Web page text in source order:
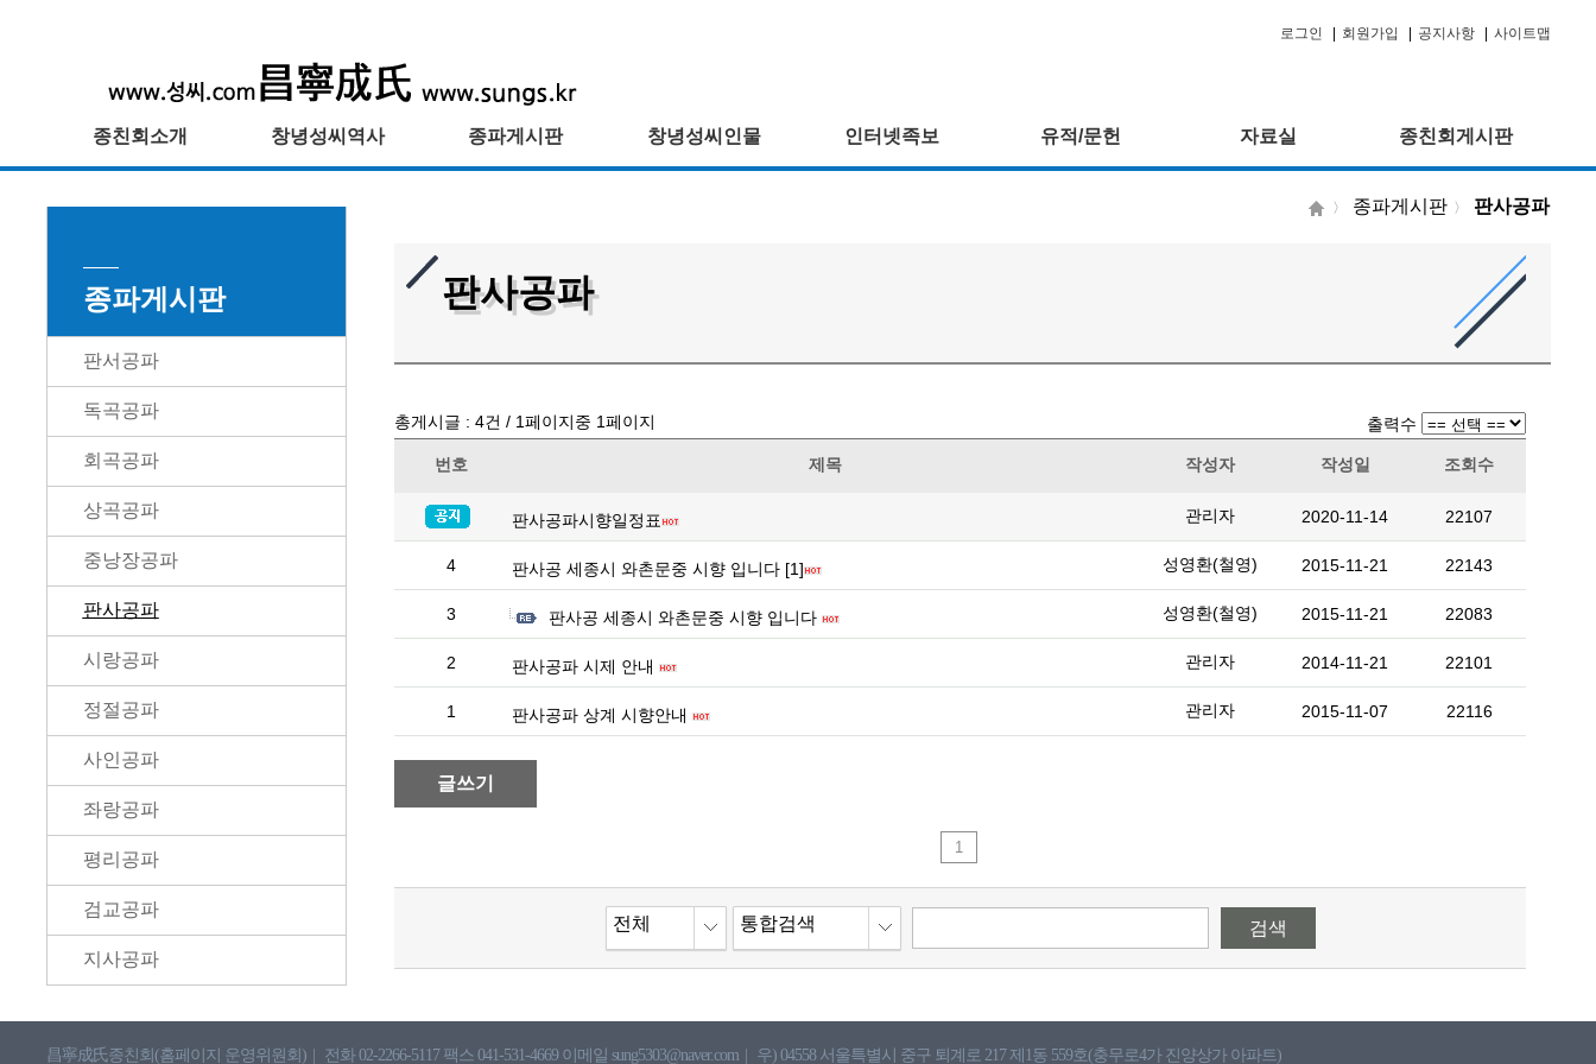
로그인 회원가입 공지사항 사이트맵
종친회소개 창녕성씨역사 종파게시판 창녕성씨인물 인터넷족보 유적/문헌 자료실 종친회게시판
종파게시판
판서공파
독곡공파
회곡공파
상곡공파
중낭장공파
판사공파
시랑공파
정절공파
사인공파
좌랑공파
평리공파
검교공파
지사공파
〉 종파게시판 〉 판사공파
판사공파
총게시글 : 4건 / 1페이지중 1페이지 출력수
번호 제목 작성자 작성일 조회수
판사공파시향일정표 관리자 2020-11-14 22107
4 판사공 세종시 와촌문중 시향 입니다 [1] 성영환(철영) 2015-11-21 22143
3 판사공 세종시 와촌문중 시향 입니다 성영환(철영) 2015-11-21 22083
2 판사공파 시제 안내 관리자 2014-11-21 22101
1 판사공파 상계 시향안내 관리자 2015-11-07 22116
글쓰기
1
전체 통합검색 검색
昌寧成氏종친회(홈페이지 운영위원회) 전화 02-2266-5117 팩스 041-531-4669 이메일 sung5303@naver.com 우) 04558 서울특별시 중구 퇴계로 217 제1동 559호(충무로4가 진양상가 아파트)